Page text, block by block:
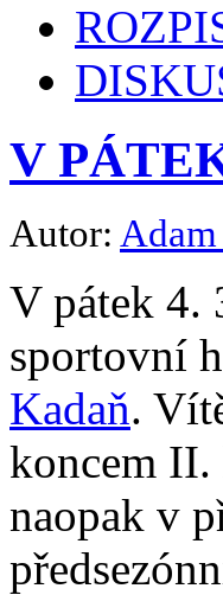
V
Autor:
V pátek 4.
sportovní
Kadaň.
koncem
naopak v